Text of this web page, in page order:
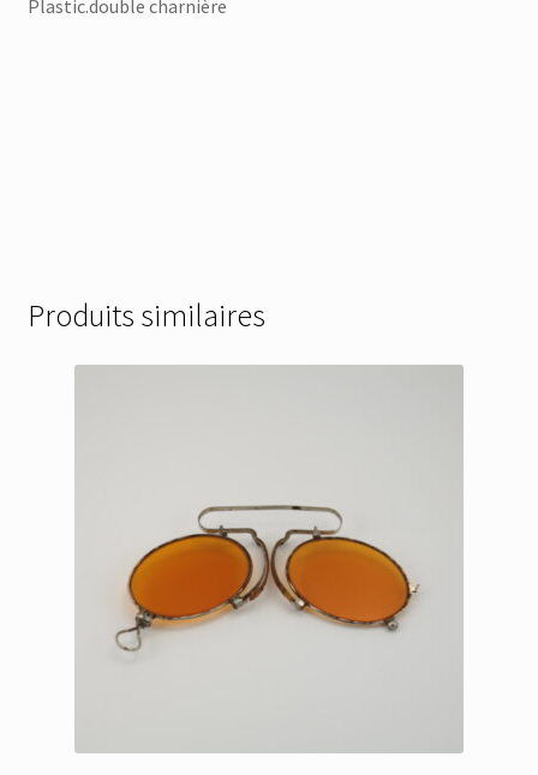
Plastic.double charnière
Produits similaires